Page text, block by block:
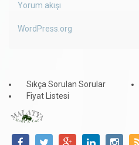
Yorum akışı
WordPress.org
Sıkça Sorulan Sorular
Fiyat Listesi